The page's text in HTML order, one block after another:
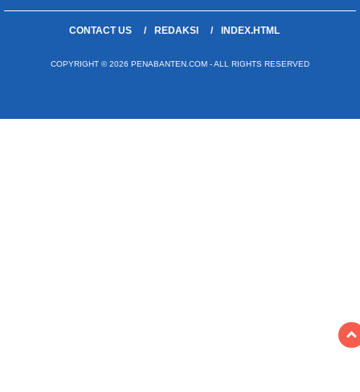
CONTACT US REDAKSI INDEX.HTML
COPYRIGHT © 2026 PENABANTEN.COM - ALL RIGHTS RESERVED